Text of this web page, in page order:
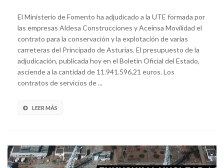
El Ministerio de Fomento ha adjudicado a la UTE formada por
las empresas Aldesa Construcciones y Aceinsa Movilidad el
contrato para la conservación y la explotación de varias
carreteras del Principado de Asturias. El presupuesto de la
adjudicación, publicada hoy en el Boletín Oficial del Estado,
asciende a la cantidad de 11.941.596,21 euros. Los
contratos de servicios de ...
LEER MÁS